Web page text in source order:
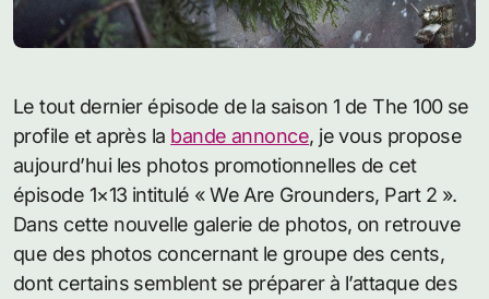
Le tout dernier épisode de la saison 1 de The 100 se
profile et après la bande annonce, je vous propose
aujourd’hui les photos promotionnelles de cet
épisode 1×13 intitulé « We Are Grounders, Part 2 ».
Dans cette nouvelle galerie de photos, on retrouve
que des photos concernant le groupe des cents,
dont certains semblent se préparer à l’attaque des